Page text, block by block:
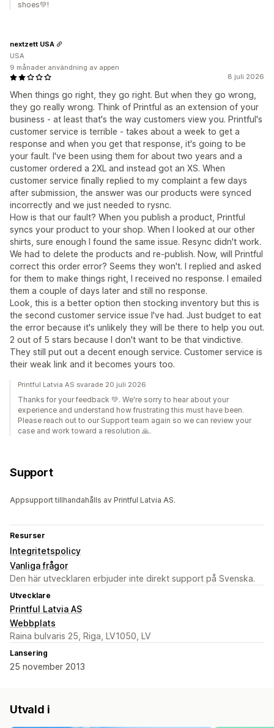
shoes💚!
8 juli 2026
When things go right, they go right. But when they go wrong,
they go really wrong. Think of Printful as an extension of your
business - at least that's the way customers view you. Printful's
customer service is terrible - takes about a week to get a
response and when you get that response, it's going to be
your fault. I've been using them for about two years and a
customer ordered a 2XL and instead got an XS. When
customer service finally replied to my complaint a few days
after submission, the answer was our products were synced
incorrectly and we just needed to rysnc.
How is that our fault? When you publish a product, Printful
syncs your product to your shop. When I looked at our other
shirts, sure enough I found the same issue. Resync didn't work.
We had to delete the products and re-publish. Now, will Printful
correct this order error? Seems they won't. I replied and asked
for them to make things right, I received no response. I emailed
them a couple of days later and still no response.
Look, this is a better option then stocking inventory but this is
the second customer service issue I've had. Just budget to eat
the error because it's unlikely they will be there to help you out.
2 out of 5 stars because I don't want to be that vindictive.
They still put out a decent enough service. Customer service is
their weak link and it becomes yours too.
nextzett USA
USA
9 månader användning av appen
Printful Latvia AS svarade 20 juli 2026
Thanks for your feedback 💚. We're sorry to hear about your
experience and understand how frustrating this must have been.
Please reach out to our Support team again so we can review your
case and work toward a resolution 🙏.
Support
Appsupport tillhandahålls av Printful Latvia AS.
Resurser
Integritetspolicy
Vanliga frågor
Den här utvecklaren erbjuder inte direkt support på Svenska.
Utvecklare
Printful Latvia AS
Webbplats
Raina bulvaris 25, Riga, LV1050, LV
Lansering
25 november 2013
Utvald i